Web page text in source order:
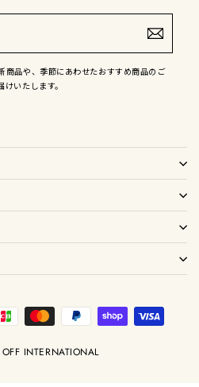
商品や、季節にあわせたおすすめ商品のご
いたします。
INTERNATIONAL